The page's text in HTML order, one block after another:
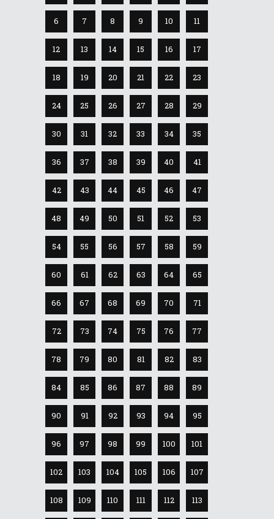
6 7 8 9 10 11
12 13 14 15 16 17
18 19 20 21 22 23
24 25 26 27 28 29
30 31 32 33 34 35
36 37 38 39 40 41
42 43 44 45 46 47
48 49 50 51 52 53
54 55 56 57 58 59
60 61 62 63 64 65
66 67 68 69 70 71
72 73 74 75 76 77
78 79 80 81 82 83
84 85 86 87 88 89
90 91 92 93 94 95
96 97 98 99 100 101
102 103 104 105 106 107
108 109 110 111 112 113